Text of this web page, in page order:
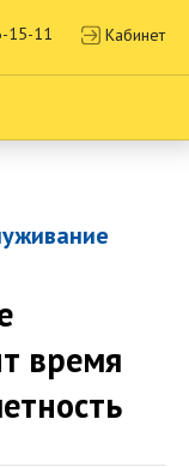
15-11 Кабинет
время